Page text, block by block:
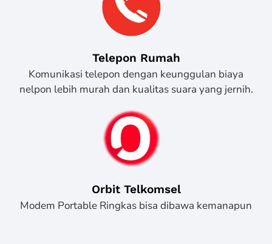
Telepon Rumah
Komunikasi telepon dengan keunggulan biaya
nelpon lebih murah dan kualitas suara yang jernih.
Orbit Telkomsel
Modem Portable Ringkas bisa dibawa kemanapun